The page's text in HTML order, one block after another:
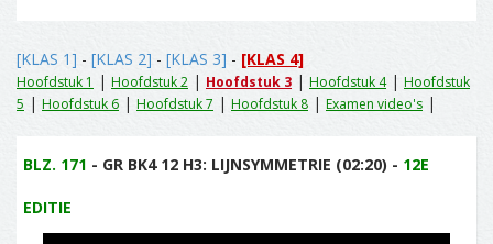
[KLAS 1] - [KLAS 2] - [KLAS 3] - [KLAS 4]
Hoofdstuk 1 | Hoofdstuk 2 | Hoofdstuk 3 | Hoofdstuk 4| Hoofdstuk
5 | Hoofdstuk 6 | Hoofdstuk 7 | Hoofdstuk 8 | Examen video's |
BLZ. 171 - GR BK4 12 H3: LIJNSYMMETRIE (02:20) - 12E
EDITIE